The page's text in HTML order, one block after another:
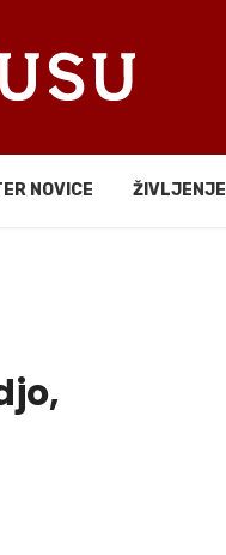
NOVICE ŽIVLJENJE